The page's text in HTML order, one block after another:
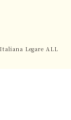
Italiana Legare ALL